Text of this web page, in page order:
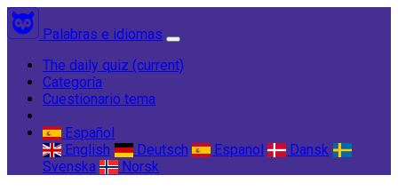
Palabras e idiomas
The daily quiz (current)
Categoría
Cuestionario tema
Español
English
Deutsch Espanol
Dansk
Svenska
Norsk